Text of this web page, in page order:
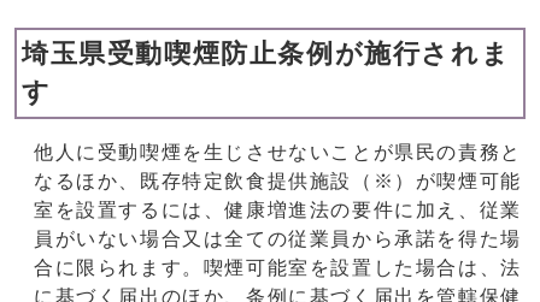
埼玉県受動喫煙防止条例が施行されま
す
他人に受動喫煙を生じさせないことが県民の責務と
なるほか、既存特定飲食提供施設（※）が喫煙可能
室を設置するには、健康増進法の要件に加え、従業
員がいない場合又は全ての従業員から承諾を得た場
合に限られます。喫煙可能室を設置した場合は、法
に基づく届出のほか、条例に基づく届出を管轄保健